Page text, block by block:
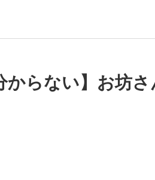
からない】お坊